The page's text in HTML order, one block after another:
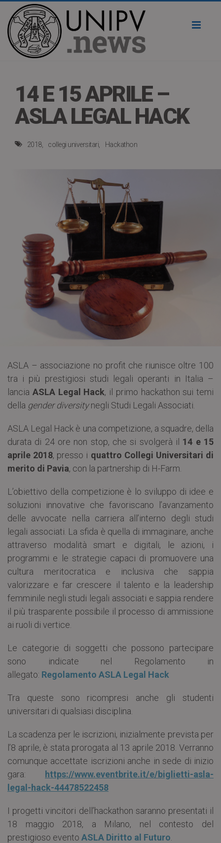
14 E 15 APRILE –
ASLA LEGAL HACK
2018 collegi universitari Hackathon
ASLA – associazione no profit che riunisce oltre 100
tra i più prestigiosi studi legali operanti in Italia –
lancia ASLA Legal Hack, il primo hackathon sui temi
della gender diversitynegli Studi Legali Associati.
ASLA Legal Hack è una competizione, a squadre, della
durata di 24 ore non stop, che si svolgerà il 14 e 15
aprile 2018, presso i quattro Collegi Universitari di
merito di Pavia, con la partnership di H-Farm.
L’obiettivo della competizione è lo sviluppo di idee e
soluzioni innovative che favoriscano l’avanzamento
delle avvocate nella carriera all’interno degli studi
legali associati. La sfida è quella di immaginare, anche
attraverso modalità smart e digitali, le azioni, i
programmi e le strategie capaci di promuovere una
cultura meritocratica e inclusiva che sappia
valorizzare e far crescere il talento e la leadership
femminile negli studi legali associati e sappia rendere
il più trasparente possibile il processo di ammissione
ai ruoli di vertice.
Le categorie di soggetti che possono partecipare
sono indicate nel Regolamento in
allegato: Regolamento ASLA Legal Hack
Tra queste sono ricompresi anche gli studenti
universitari di qualsiasi disciplina.
La scadenza per le iscrizioni, inizialmente prevista per
l’8 aprile, è stata prorogata al 13 aprile 2018. Verranno
comunque accettate iscrizioni anche in sede di inizio
gara: https://www.eventbrite.it/e/biglietti-asla-
legal-hack-44478522458
I progetti vincitori dell’hackathon saranno presentati il
18 maggio 2018, a Milano, nel contesto del
prestigioso evento ASLA Diritto al Futuro